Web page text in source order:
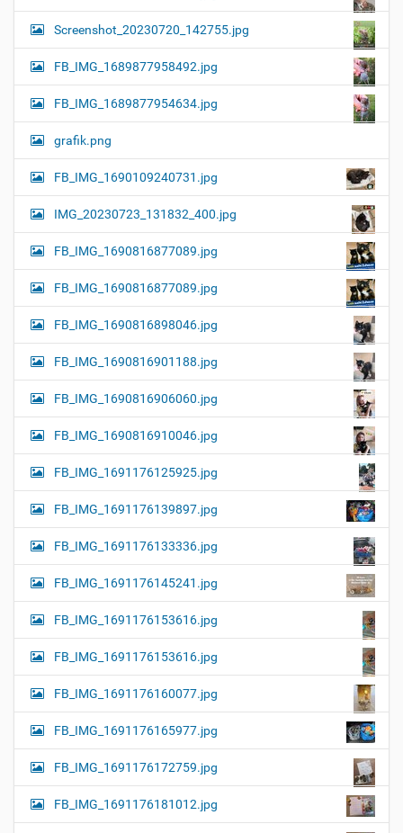
Screenshot_20230720_142755.jpg
FB_IMG_1689877958492.jpg
FB_IMG_1689877954634.jpg
grafik.png
FB_IMG_1690109240731.jpg
IMG_20230723_131832_400.jpg
FB_IMG_1690816877089.jpg
FB_IMG_1690816877089.jpg
FB_IMG_1690816898046.jpg
FB_IMG_1690816901188.jpg
FB_IMG_1690816906060.jpg
FB_IMG_1690816910046.jpg
FB_IMG_1691176125925.jpg
FB_IMG_1691176139897.jpg
FB_IMG_1691176133336.jpg
FB_IMG_1691176145241.jpg
FB_IMG_1691176153616.jpg
FB_IMG_1691176153616.jpg
FB_IMG_1691176160077.jpg
FB_IMG_1691176165977.jpg
FB_IMG_1691176172759.jpg
FB_IMG_1691176181012.jpg